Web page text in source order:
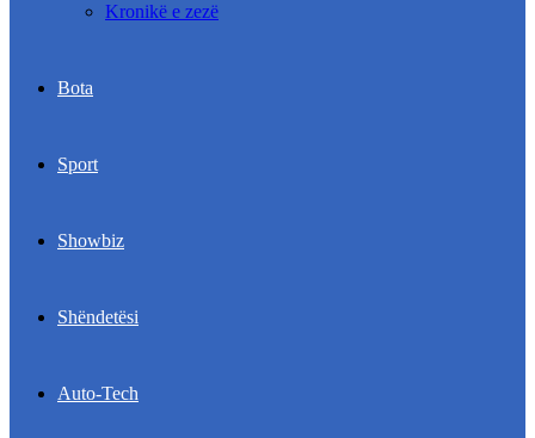
Kronikë e zezë
Bota
Sport
Showbiz
Shëndetësi
Auto-Tech